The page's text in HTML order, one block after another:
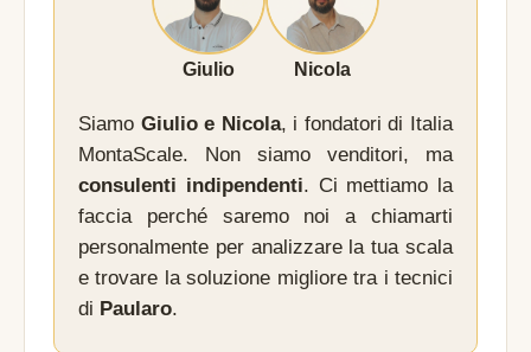
Giulio Nicola
Siamo Giulio e Nicola, i fondatori di Italia
MontaScale. Non siamo venditori, ma
consulenti indipendenti. Ci mettiamo la
faccia perché saremo noi a chiamarti
personalmente per analizzare la tua scala
e trovare la soluzione migliore tra i tecnici
di Paularo.